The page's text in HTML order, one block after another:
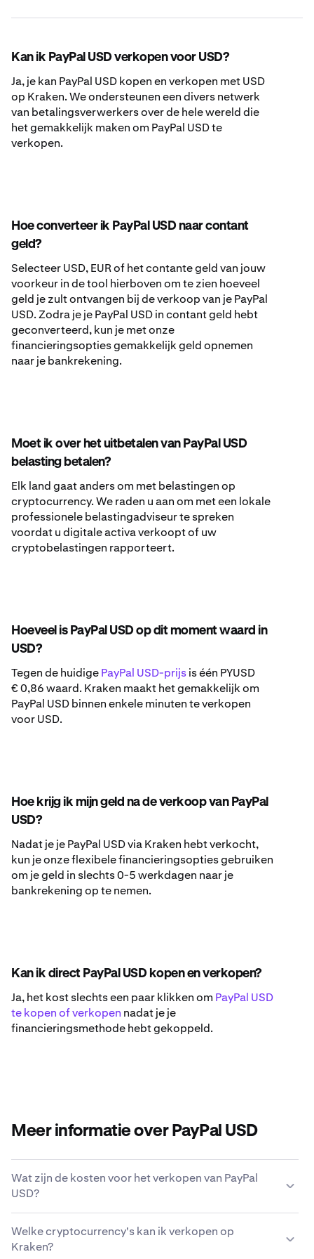
Kan ik PayPal USD verkopen voor USD?
Ja, je kan PayPal USD kopen en verkopen met USD
op Kraken. We ondersteunen een divers netwerk
van betalingsverwerkers over de hele wereld die
het gemakkelijk maken om PayPal USD te
verkopen.
Hoe converteer ik PayPal USD naar contant
geld?
Selecteer USD, EUR of het contante geld van jouw
voorkeur in de tool hierboven om te zien hoeveel
geld je zult ontvangen bij de verkoop van je PayPal
USD. Zodra je je PayPal USD in contant geld hebt
geconverteerd, kun je met onze
financieringsopties gemakkelijk geld opnemen
naar je bankrekening.
Moet ik over het uitbetalen van PayPal USD
belasting betalen?
Elk land gaat anders om met belastingen op
cryptocurrency. We raden u aan om met een lokale
professionele belastingadviseur te spreken
voordat u digitale activa verkoopt of uw
cryptobelastingen rapporteert.
Hoeveel is PayPal USD op dit moment waard in
USD?
Tegen de huidigePayPal USD-prijsis één PYUSD
€ 0,86 waard. Kraken maakt het gemakkelijk om
PayPal USD binnen enkele minuten te verkopen
voor USD.
Hoe krijg ik mijn geld na de verkoop van PayPal
USD?
Nadat je je PayPal USD via Kraken hebt verkocht,
kun je onze flexibele financieringsopties gebruiken
om je geld in slechts 0-5 werkdagen naar je
bankrekening op te nemen.
Kan ik direct PayPal USD kopen en verkopen?
Ja, het kost slechts een paar klikken om PayPal USD
te kopen of verkopen nadat je je
financieringsmethode hebt gekoppeld.
Meer informatie over PayPal USD
Wat zijn de kosten voor het verkopen van PayPal
USD?
basis van transactiegrootte, type asset, betaalmethode
en marktomstandigheden.
Welke cryptocurrency's kan ik verkopen op
Kraken?